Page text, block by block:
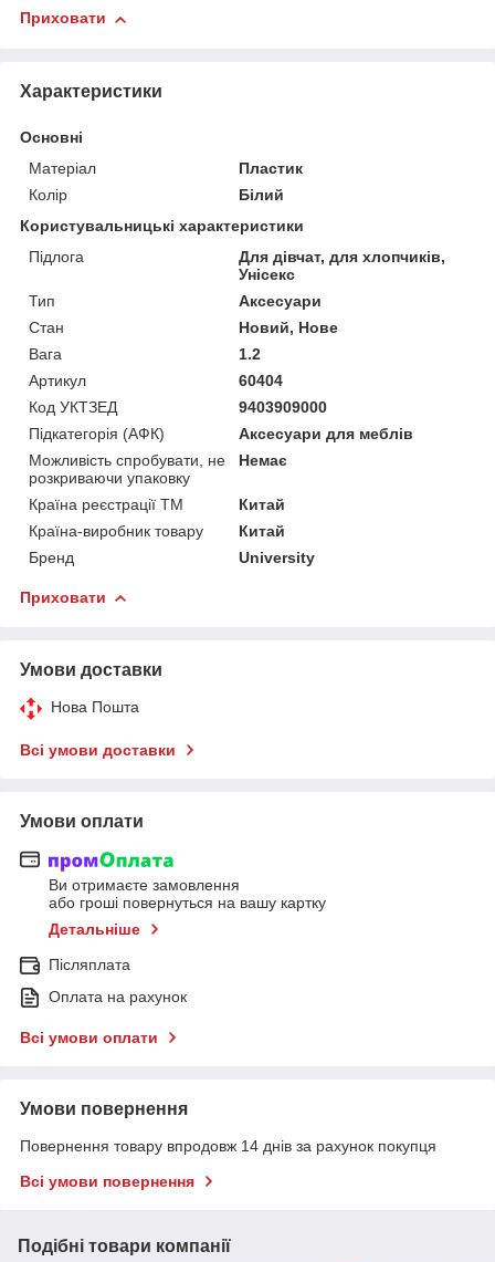
Приховати
Характеристики
Основні
Матеріал
Пластик
Колір
Білий
Користувальницькі характеристики
Підлога
Для дівчат, для хлопчиків,
Унісекс
Тип
Аксесуари
Стан
Новий, Нове
Вага
1.2
Артикул
60404
Код УКТЗЕД
9403909000
Підкатегорія (АФК)
Аксесуари для меблів
Можливість спробувати, не
розкриваючи упаковку
Немає
Країна реєстрації ТМ
Китай
Країна-виробник товару
Китай
Бренд
University
Приховати
Умови доставки
Нова Пошта
Всі умови доставки
Умови оплати
Ви отримаєте замовлення
або гроші повернуться на вашу картку
Детальніше
Післяплата
Оплата на рахунок
Всі умови оплати
Умови повернення
Повернення товару впродовж 14 днів за рахунок покупця
Всі умови повернення
Подібні товари компанії